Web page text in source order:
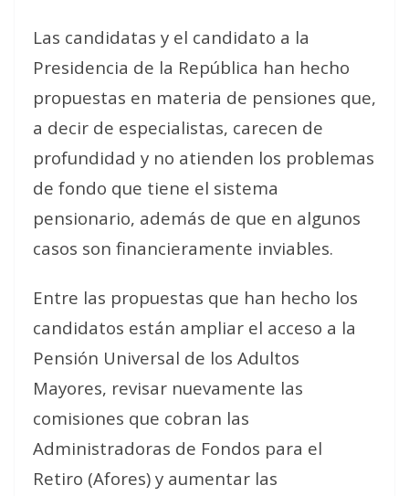
Las candidatas y el candidato a la
Presidencia de la República han hecho
propuestas en materia de pensiones que,
a decir de especialistas, carecen de
profundidad y no atienden los problemas
de fondo que tiene el sistema
pensionario, además de que en algunos
casos son financieramente inviables.
Entre las propuestas que han hecho los
candidatos están ampliar el acceso a la
Pensión Universal de los Adultos
Mayores, revisar nuevamente las
comisiones que cobran las
Administradoras de Fondos para el
Retiro (Afores) y aumentar las